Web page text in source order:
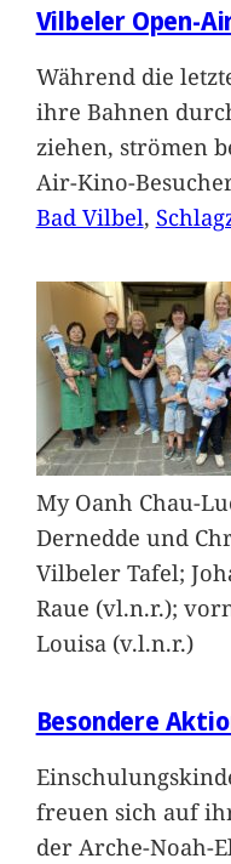
Vilbeler Open-
Während die
ihre Bahnen
ziehen, strömen
Air-Kino-
Bad Vilbel,
My Oanh Chau-
Dernedde und
Vilbeler Tafel;
Raue (vl.n.r.);
Louisa (v.l.n.r.)
Besondere
freuen sich auf
der Arche-Noah-